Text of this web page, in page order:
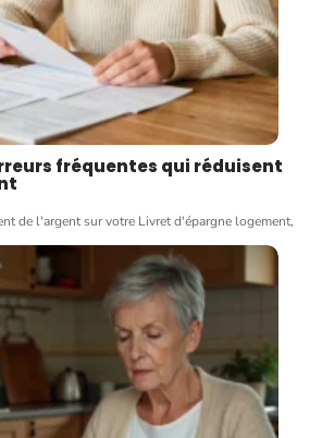
fréquentes qui réduisent
de l'argent sur votre Livret d'épargne logement,